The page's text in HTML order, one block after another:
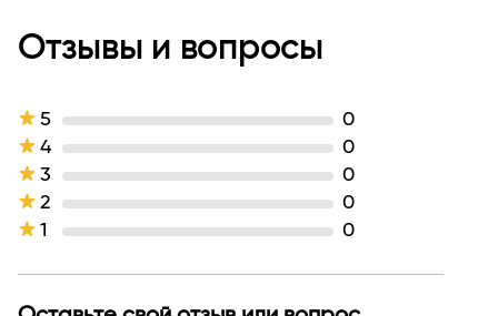
Отзывы и вопросы
5
0
4
0
3
0
2
0
1
0